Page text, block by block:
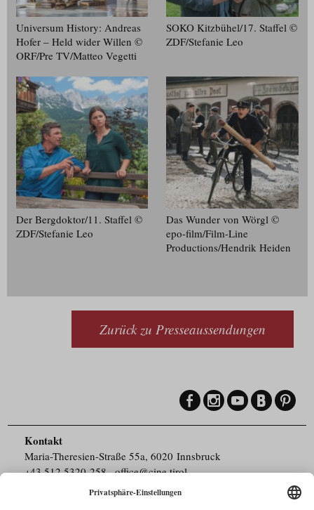
Universum History: Andreas
Hofer – Held wider Willen ©
ORF/​Pre TV/​Matteo Vegetti
SOKO Kitzbühel/​17. Staffel ©
ZDF/​Stefanie Leo
Der Bergdoktor/​11. Staffel ©
ZDF/​Stefanie Leo
Das Wunder von Wörgl ©
epo-film/​Film-Line
Productions/​Hendrik Heiden
Zurück zu Presseaussendungen
Kontakt
Maria-Theresien-Straße 55a, 6020 Innsbruck
+43.512.5320-258,office@cine.tirol
Barrierefreiheit